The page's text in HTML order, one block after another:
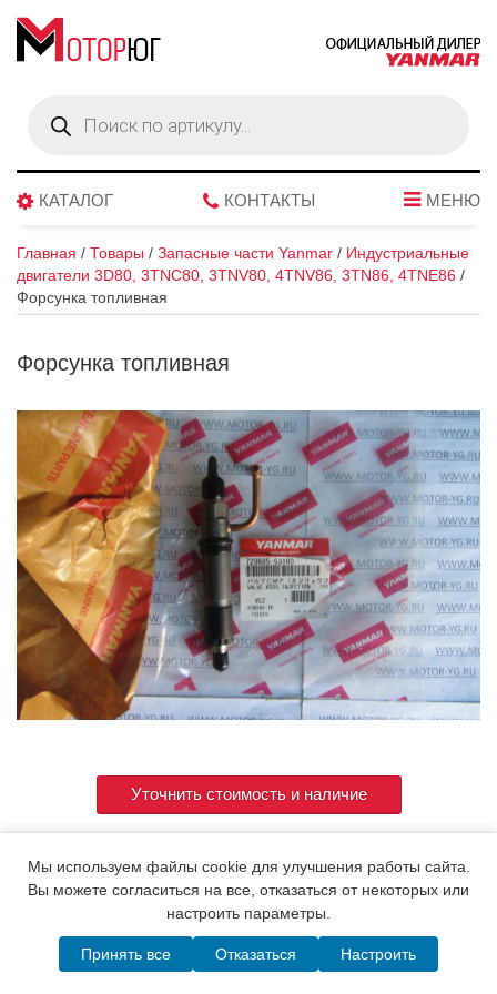
товаров
КАТАЛОГ КОНТАКТЫ МЕНЮ
Главная / Товары / Запасные части Yanmar / Индустриальные
двигатели 3D80, 3TNC80, 3TNV80, 4TNV86, 3TN86, 4TNE86 /
Форсунка топливная
Форсунка топливная
Уточнить стоимость и наличие
Артикул 729685-53100
© 2015. Все права защищены.Мотор-Юг
Написать в MAX
Telegram WhatsApp Позвонить
Мы используем файлы cookie для улучшения работы сайта.
Вы можете согласиться на все, отказаться от некоторых или
настроить параметры.
Принять все Отказаться Настроить